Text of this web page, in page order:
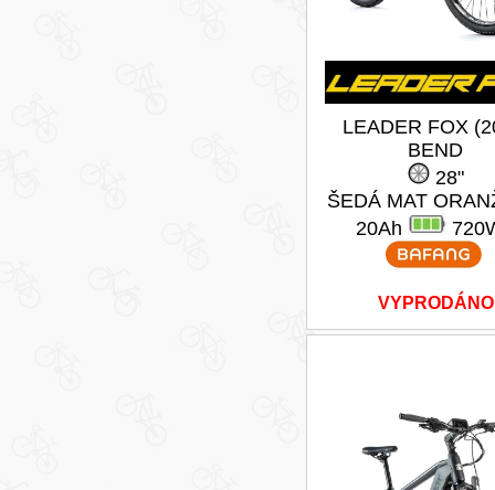
LEADER FOX
BEND
28"
ŠEDÁ MAT
20Ah
VYPRODÁNO